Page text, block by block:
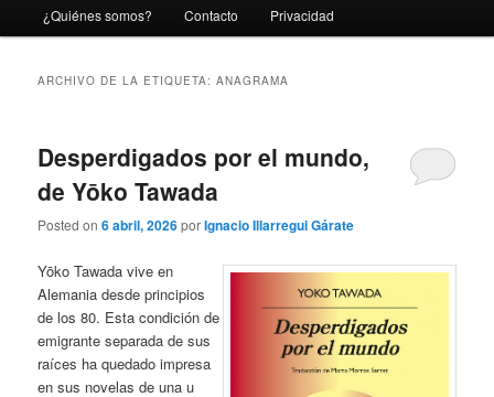
¿Quiénes somos? Contacto Privacidad
ARCHIVO DE LA ETIQUETA:ANAGRAMA
Desperdigados por el mundo,
de Yōko Tawada
Posted on6 abril, 2026porIgnacio Illarregui Gárate
Yōko Tawada vive en
Alemania desde principios
de los 80. Esta condición de
emigrante separada de sus
raíces ha quedado impresa
en sus novelas de una u